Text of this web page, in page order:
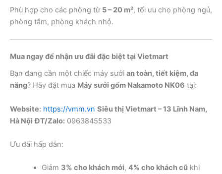
Phù hợp cho các phòng từ 5 – 20 m², tối ưu cho phòng ngủ,
phòng tắm, phòng khách nhỏ.
Mua ngay để nhận ưu đãi đặc biệt tại Vietmart
Bạn đang cần một chiếc máy sưởi an toàn, tiết kiệm, đa
năng? Hãy đặt mua Máy sưởi gốm Nakamoto NK06 tại:
Website: https://vmm.vn Siêu thị Vietmart – 13 Lĩnh Nam,
Hà Nội ĐT/Zalo: 0963845533
Ưu đãi hấp dẫn:
Giảm 3% cho khách mới, 4% cho khách cũ khi